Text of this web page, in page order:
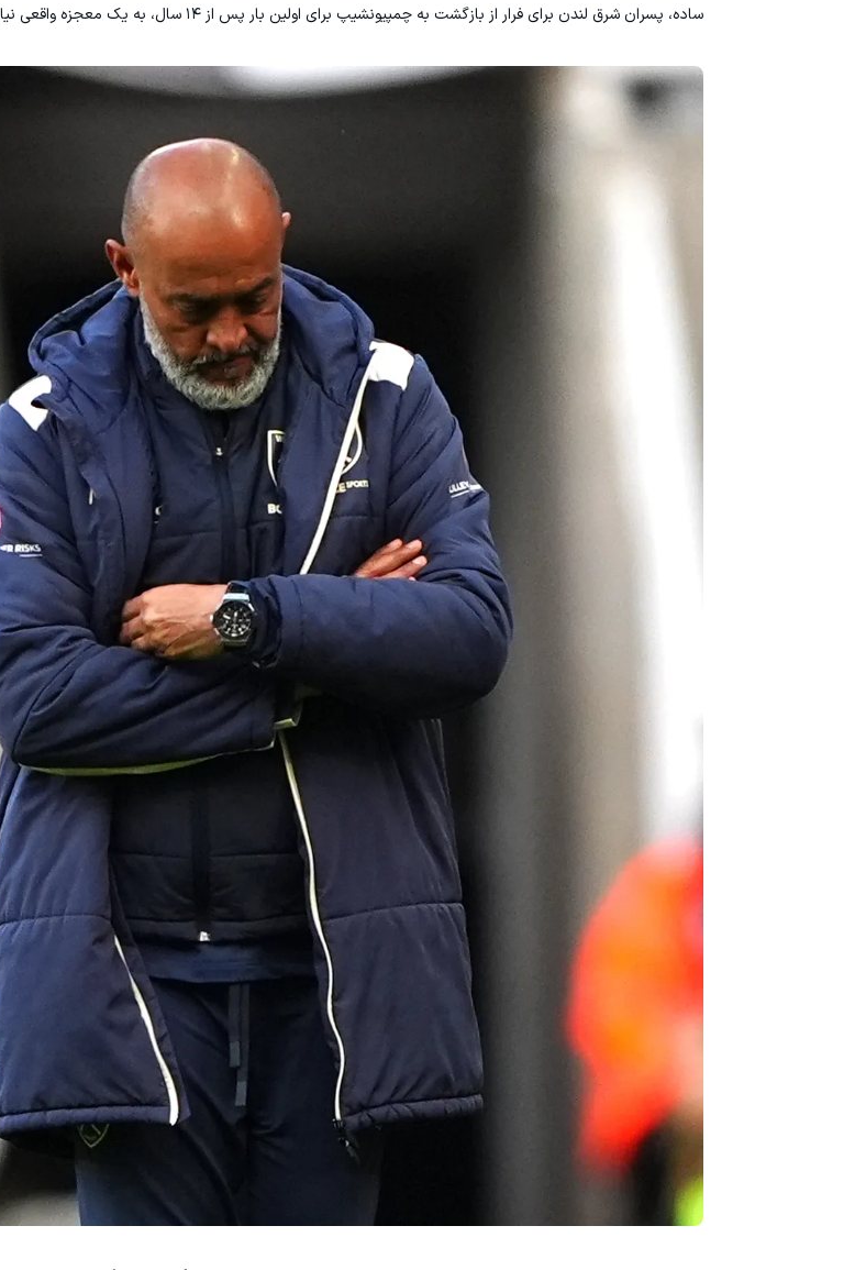
ساده، پسران شرق لندن برای فرار از بازگشت به چمپیونشیپ برای اولین بار پس از ۱۴ سال، به یک معجزه واقعی نیاز دارند.